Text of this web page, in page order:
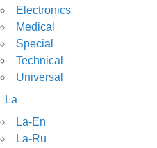
Electronics
Medical
Special
Technical
Universal
La
La-En
La-Ru